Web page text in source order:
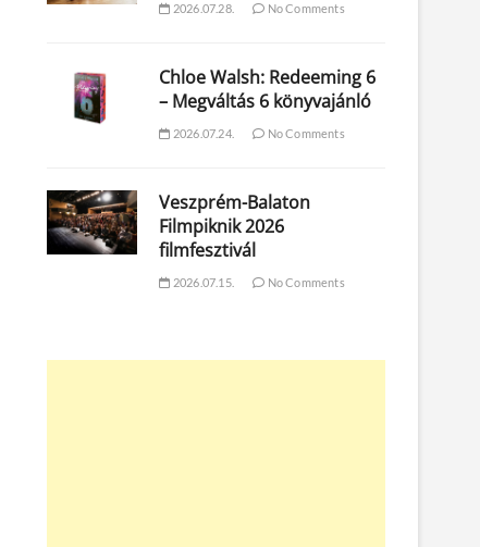
2026.07.28. No Comments
Chloe Walsh: Redeeming 6
– Megváltás 6 könyvajánló
2026.07.24. No Comments
Veszprém-Balaton
Filmpiknik 2026
filmfesztivál
2026.07.15. No Comments